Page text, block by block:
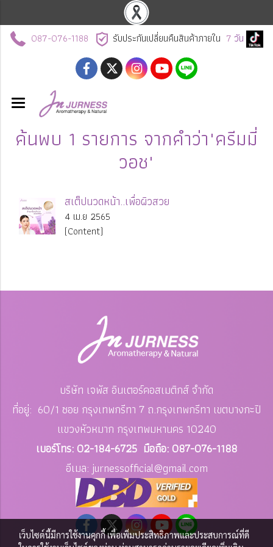
087-076-1188 รับประกันเปลี่ยนคืนสินค้าภายใน 7 วัน
ค้นพบ 1 รายการ จากคำว่า"ครีมมี่
วอช"
สเต็ปนวดหน้า..เพื่อผิวสวย
4 เม.ย 2565
(Content)
บริษัท เจพัส อินเตอร์คอสเมติกส์ จำกัด
ที่อยู่: 60/1 ซอย กรุงเทพกรีทา 7 ถ.กรุงเทพกรีทา เขตบางกะปิ
แขวงหัวหมาก กรุงเทพมหานคร 10240
เบอร์โทร: 02-184-6725 มือถือ: 087-076-1188
อีเมล: jurnessofficial@gmail.com
เว็บไซต์นี้มีการใช้งานคุกกี้ เพื่อเพิ่มประสิทธิภาพและประสบการณ์ที่ดี